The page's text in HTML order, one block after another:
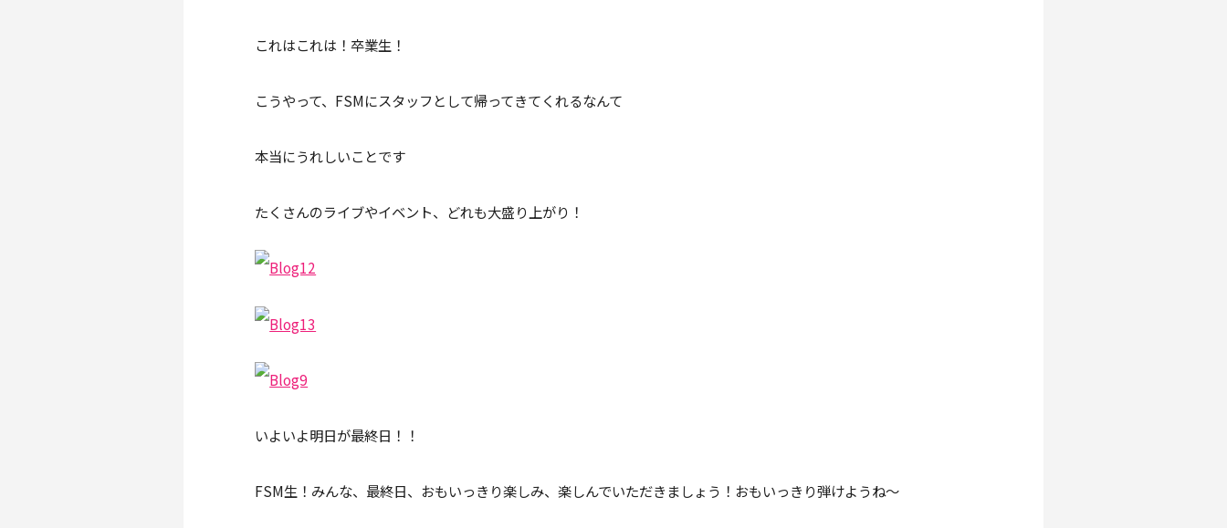
これはこれは！卒業生！
こうやって、FSMにスタッフとして帰ってきてくれるなんて
本当にうれしいことです
たくさんのライブやイベント、どれも大盛り上がり！
いよいよ明日が最終日！！
FSM生！みんな、最終日、おもいっきり楽しみ、楽しんでいただきましょう！おもいっきり弾けようね～